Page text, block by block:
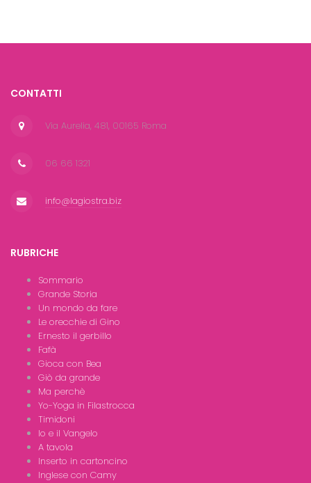
CONTATTI
Via Aurelia, 481, 00165 Roma
06 66 1321
info@lagiostra.biz
RUBRICHE
Sommario
Grande Storia
Un mondo da fare
Le orecchie di Gino
Ernesto il gerbillo
Fafà
Gioca con Bea
Giò da grande
Ma perchè
Yo-Yoga in Filastrocca
Timidoni
Io e il Vangelo
A tavola
Inserto in cartoncino
Inglese con Camy